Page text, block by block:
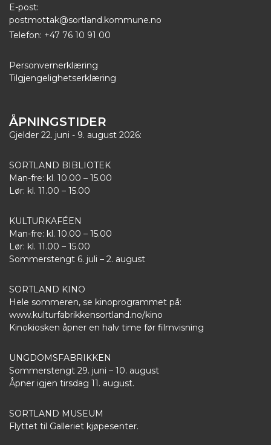
E-post:
postmottak@sortland.kommune.no
Telefon: +47 76 10 91 00
Personvernerklæring
Tilgjengelighetserklæring
ÅPNINGSTIDER
Gjelder 22. juni - 9. august 2026:
SORTLAND BIBLIOTEK
Man-fre: kl. 10.00 – 15.00
Lør: kl. 11.00 – 15.00
KULTURKAFÉEN
Man-fre: kl. 10.00 – 15.00
Lør: kl. 11.00 – 15.00
Sommerstengt 6. juli – 2. august
SORTLAND KINO
Hele sommeren, se kinoprogrammet på:
www.kulturfabrikkensortland.no/kino
Kinokiosken åpner en halv time før filmvisning
UNGDOMSFABRIKKEN
Sommerstengt 29. juni – 10. august
Åpner igjen tirsdag 11. august.
SORTLAND MUSEUM
Flyttet til Galleriet kjøpesenter.